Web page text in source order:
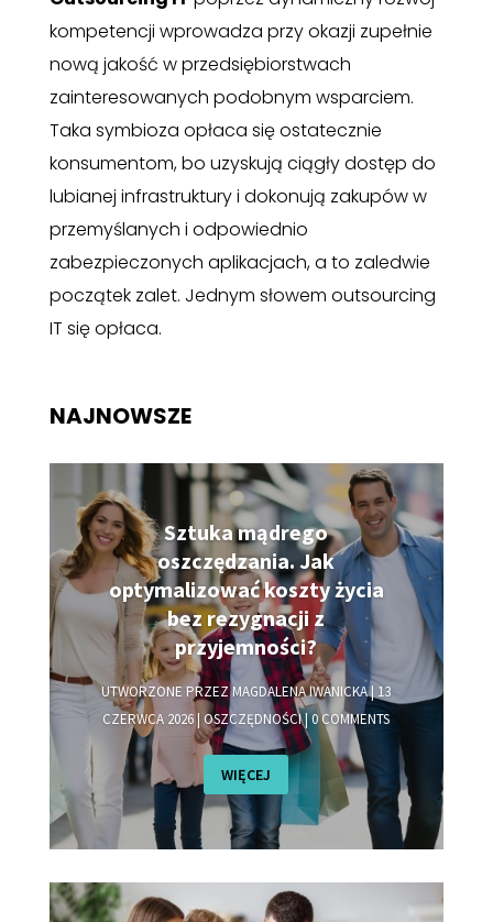
kompetencji wprowadza przy okazji zupełnie
nową jakość w przedsiębiorstwach
zainteresowanych podobnym wsparciem.
Taka symbioza opłaca się ostatecznie
konsumentom, bo uzyskują ciągły dostęp do
lubianej infrastruktury i dokonują zakupów w
przemyślanych i odpowiednio
zabezpieczonych aplikacjach, a to zaledwie
początek zalet. Jednym słowem outsourcing
IT się opłaca.
NAJNOWSZE
Sztuka mądrego
oszczędzania. Jak
optymalizować koszty życia
bez rezygnacji z
przyjemności?
UTWORZONE PRZEZMAGDALENA IWANICKA| 13
CZERWCA 2026 | OSZCZĘDNOŚCI| 0 COMMENTS
WIĘCEJ